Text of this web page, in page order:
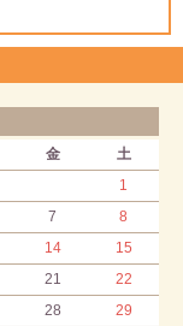
金
土
1
7
8
14
15
21
22
28
29